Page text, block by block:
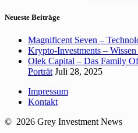
Neueste Beiträge
Magnificent Seven –
Krypto-Investments –
Olek Capital – Das Family
Porträt Juli 28, 2025
Impressum
Kontakt
© 2026 Grey Investment News